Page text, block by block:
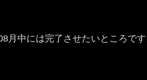
月中には完了させたいところです